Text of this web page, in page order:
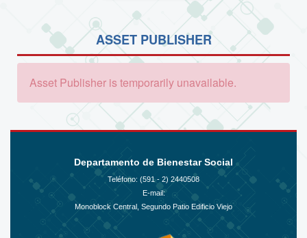
ASSET PUBLISHER
Asset Publisher is temporarily unavailable.
Departamento de Bienestar Social
Teléfono: (591 - 2) 2440508
E-mail:
Monoblock Central, Segundo Patio Edificio Viejo